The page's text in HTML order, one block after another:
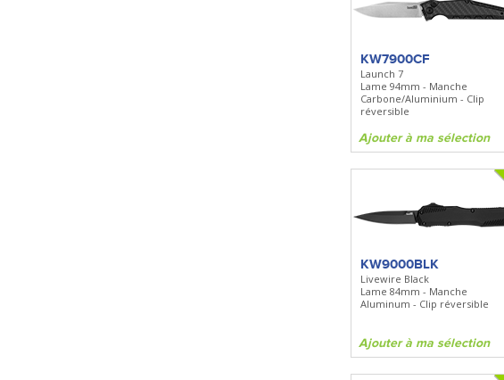
KW7900CF
Launch 7
Lame 94mm - Manche
Carbone/Aluminium - Clip
réversible
Ajouter à ma sélection
KW9000BLK
Livewire Black
Lame 84mm - Manche
Aluminum - Clip réversible
Ajouter à ma sélection